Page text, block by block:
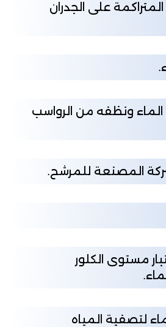
المتراكمة على الجدران
ونظفه من الرواسب
المصنعة للمرشح.
مستوى الكلور
لتصفية المياه